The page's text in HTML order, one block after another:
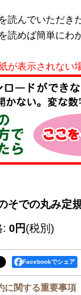
読んでいただき
読めば簡単にわ
が表示されない
そでの丸み定
: 0円(税別)
Facebookでシェア
に関する重要事項